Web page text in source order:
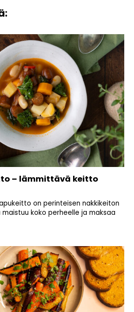
– lämmittävä keitto
on perinteisen nakkikeiton
koko perheelle ja maksaa